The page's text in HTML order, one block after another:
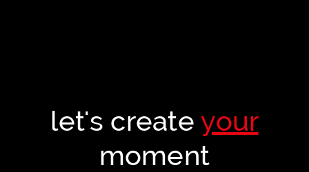
let's createyour
moment